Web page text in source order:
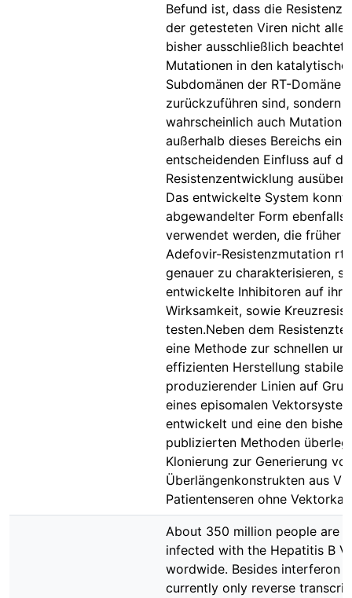
Befund ist, dass die
der getesteten Viren nicht
bisher ausschließlich
Mutationen in den
Subdomänen der RT-Domäne
zurückzuführen sind, sondern
wahrscheinlich auch
außerhalb dieses Bereichs
entscheidenden Einfluss auf
Resistenzentwicklung ausüben
Das entwickelte System
abgewandelter Form ebenfalls
verwendet werden, die früher
Adefovir-Resistenzmutation
genauer zu charakterisieren,
entwickelte Inhibitoren auf
Wirksamkeit, sowie
testen.Neben dem
eine Methode zur schnellen
effizienten Herstellung stabiler
produzierender Linien auf
eines episomalen
entwickelt und eine den bisher
publizierten Methoden
Klonierung zur Generierung
Überlängenkonstrukten aus
Patientenseren ohne
About 350 million people are
infected with the Hepatitis B
wordwide. Besides interferon
currently only reverse